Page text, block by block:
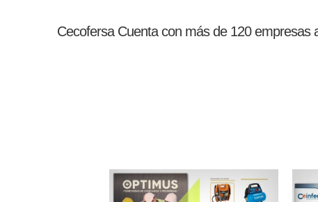
Cecofersa Cuenta con más de 120 empresas